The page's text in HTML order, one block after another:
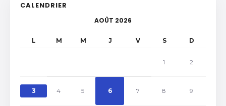
CALENDRIER
AOÛT 2026
L M M J V S D
1 2
3 4 5 6 7 8 9